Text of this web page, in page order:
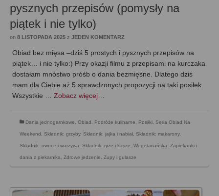
pysznych przepisów (pomysły na
piątek i nie tylko)
on 8 LISTOPADA 2025 z JEDEN KOMENTARZ
Obiad bez mięsa –dziś 5 prostych i pysznych przepisów na
piątek… i nie tylko:) Przy okazji filmu z przepisami na kurczaka
dostałam mnóstwo próśb o dania bezmięsne. Dlatego dziś
mam dla Ciebie aż 5 sprawdzonych propozycji na taki posiłek.
Wszystkie … Zobacz więcej…
Dania jednogarnkowe, Obiad , Podróże kulinarne, Posiłki, Seria Obiad Na
Weekend , Składnik: grzyby, Składnik: jajka i nabiał, Składnik: makarony,
Składnik: owoce i warzywa, Składnik: ryże i kasze, Wegetariańska, Zapiekanki i
dania z piekarnika, Zdrowe jedzenie, Zupy i gulasze